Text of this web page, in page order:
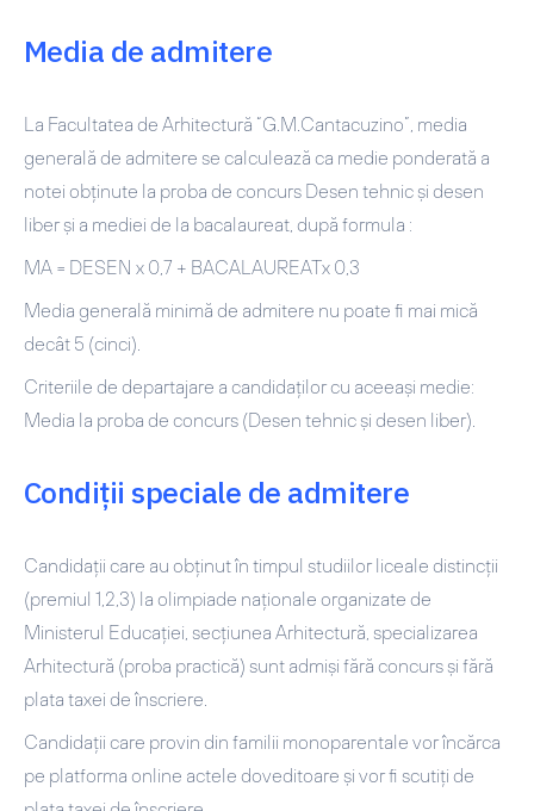
Media de admitere
La Facultatea de Arhitectură “G.M.Cantacuzino”, media
generală de admitere se calculează ca medie ponderată a
notei obţinute la proba de concurs Desen tehnic şi desen
liber şi a mediei de la bacalaureat, după formula :
MA = DESEN x 0,7 + BACALAUREATx 0,3
Media generală minimă de admitere nu poate fi mai mică
decât 5 (cinci).
Criteriile de departajare a candidaţilor cu aceeaşi medie:
Media la proba de concurs (Desen tehnic şi desen liber).
Condiții speciale de admitere
Candidaţii care au obţinut în timpul studiilor liceale distincţii
(premiul 1,2,3) la olimpiade naţionale organizate de
Ministerul Educaţiei, secţiunea Arhitectură, specializarea
Arhitectură (proba practică) sunt admişi fără concurs şi fără
plata taxei de înscriere.
Candidaţii care provin din familii monoparentale vor încărca
pe platforma online actele doveditoare și vor fi scutiți de